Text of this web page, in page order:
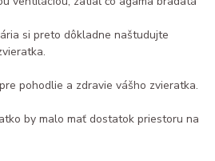
si preto dôkladne naštudujte
pohodlie a zdravie vášho zvieratka.
by malo mať dostatok priestoru na